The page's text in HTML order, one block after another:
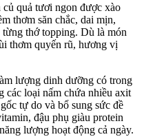
quả tươi ngon được xào
thơm săn chắc, dai mịn,
từng thớ topping. Dù là món
thơm quyến rũ, hương vị
lượng dinh dưỡng có trong
các loại nấm chứa nhiều axit
tự do và bổ sung sức đề
đậu phụ giàu protein
lượng hoạt động cả ngày.